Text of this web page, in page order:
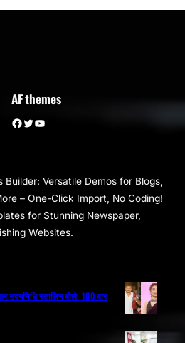
AF themes
Facebook Twitter YouTube
Builder: Versatile Demos for Blogs,
– One-Click Import, No Coding!
for Stunning Newspaper,
Websites.
उदयनिधि स्टालिन बोले- 100 बार